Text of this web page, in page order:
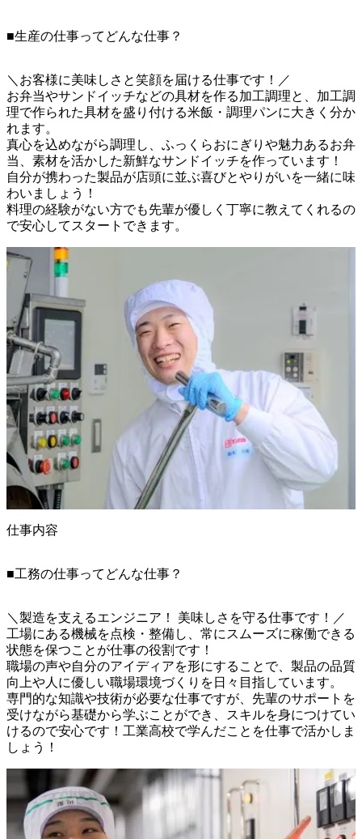
■生産の仕事ってどんな仕事？
＼お客様に美味しさと笑顔を届ける仕事です！／
お弁当やサンドイッチなどの具材を作る加工調理と、加工調
理で作られた具材を盛り付ける米飯・調理パンに大きく分か
れます。
真心を込めながら調理し、ふっくらおにぎりや魅力あるお弁
当、素材を活かした新鮮なサンドイッチを作っています！
自分が携わった製品が店頭に並ぶ喜びとやりがいを一緒に味
わいましょう！
料理の経験がない方でも先輩が優しく丁寧に教えてくれるの
で安心してスタートできます。
仕事内容
■工務の仕事ってどんな仕事？
＼製造を支えるエンジニア！ 美味しさを守る仕事です！／
工場にある機械を点検・整備し、常にスムーズに稼働できる
状態を保つことが仕事の役割です！
職場の声や自分のアイディアを形にすることで、製品の品質
向上や人に優しい職場環境づくりを日々目指しています。
専門的な知識や技術が必要な仕事ですが、先輩のサポートを
受けながら基礎から学ぶことができ、スキルを身につけてい
けるので安心です！工業高校で学んだことを仕事で活かしま
しょう！